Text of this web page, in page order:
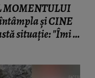
MOMENTULUI
și CINE
situație: "Îmi e